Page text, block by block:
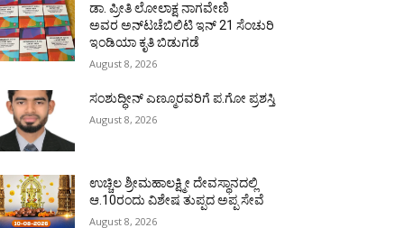
ಡಾ. ಪ್ರೀತಿ ಲೋಲಾಕ್ಷ ನಾಗವೇಣಿ
ಅವರ ಅನ್‌ಟಚೆಬಿಲಿಟಿ ಇನ್ 21 ಸೆಂಚುರಿ
ಇಂಡಿಯಾ ಕೃತಿ ಬಿಡುಗಡೆ
August 8, 2026
ಸಂಶುದ್ಧೀನ್ ಎಣ್ಮೂರವರಿಗೆ ಪ.ಗೋ ಪ್ರಶಸ್ತಿ
August 8, 2026
ಉಚ್ಚಿಲ ಶ್ರೀಮಹಾಲಕ್ಷ್ಮೀ ದೇವಸ್ಥಾನದಲ್ಲಿ
ಆ.10ರಂದು ವಿಶೇಷ ತುಪ್ಪದ ಅಪ್ಪ ಸೇವೆ
August 8, 2026